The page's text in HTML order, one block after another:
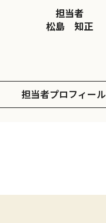
担当者
松島 知正
担当者プロフィール